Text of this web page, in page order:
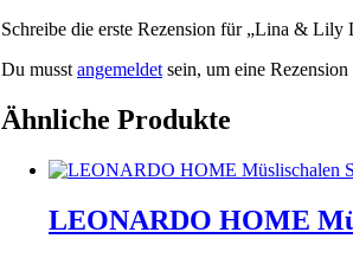
Schreibe die erste Rezension für „Lina & Lily
Du musst angemeldet sein, um eine
Ähnliche Produkte
LEONARDO HOME